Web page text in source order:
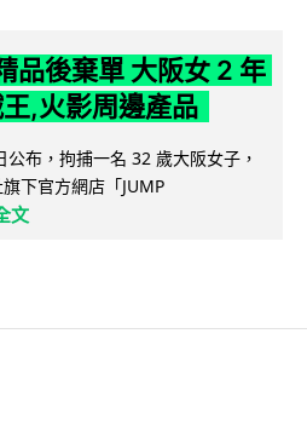
品後棄單 大阪女 2 年
,火影周邊產品
布，拘捕一名 32 歲大阪女子，
下官方網店「JUMP
文